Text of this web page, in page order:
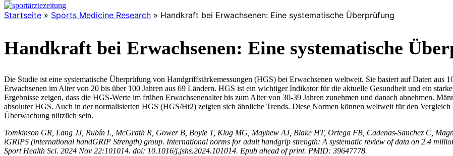
Startseite » Sports Medicine Research » Handkraft bei Erwachsenen: Eine systematische Überprüfung
Handkraft bei Erwachsenen: Eine systematische
Die Studie ist eine systematische Überprüfung von Handgriffstärkemessungen (HGS) bei Erwachsenen weltweit. Sie basiert auf Daten aus
Erwachsenen im Alter von 20 bis über 100 Jahren aus 69 Ländern. HGS ist ein wichtiger Indikator für die aktuelle Gesundheit und ein
Ergebnisse zeigen, dass die HGS-Werte im frühen Erwachsenenalter bis zum Alter von 30-39 Jahren zunehmen und danach abnehmen.
absoluter HGS. Auch in der normalisierten HGS (HGS/Ht2) zeigten sich ähnliche Trends. Diese Normen können weltweit für den
Überwachung nützlich sein.
Tomkinson GR, Lang JJ, Rubín L, McGrath R, Gower B, Boyle T, Klug MG, Mayhew AJ, Blake HT, Ortega FB, Cadenas-Sanchez C,
iGRIPS (international handGRIP Strength) group. International norms for adult handgrip strength: A systematic review of data on 2.4
Sport Health Sci. 2024 Nov 22:101014. doi: 10.1016/j.jshs.2024.101014. Epub ahead of print. PMID: 39647778.